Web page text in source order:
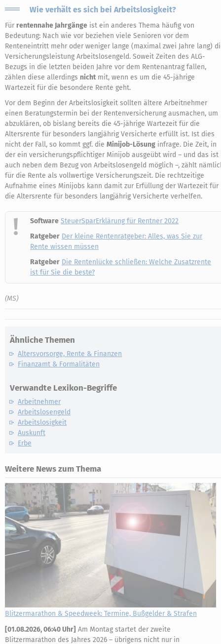
Wie verhält es sich bei Arbeitslosigkeit?
Für rentennahe Jahrgänge ist ein anderes Thema häufig von
Bedeutung: Nach wie vor beziehen viele Senioren vor dem
Renteneintritt mehr oder weniger lange (maximal zwei Jahre lang)
Versicherungsleistung Arbeitslosengeld. Soweit Zeiten des ALG-
Bezugs in die letzten beiden Jahre vor dem Rentenantrag fallen,
zählen diese allerdings nichtmit, wenn es um die 45-jährige
Wartezeit für die besondere Rente geht.
Vor dem Beginn der Arbeitslosigkeit sollten ältere Arbeitnehmer
einen Beratungstermin bei der Rentenversicherung ausmachen, um
abzuklären, ob bislang bereits die 45-jährige Wartezeit für die
Altersrente für besonders langjährig Versicherte erfüllt ist. Ist dies
nicht der Fall, so kommt ggf. die Minijob-Lösung infrage. Die Zeit, in
der ein versicherungspflichtiger Minijob ausgeübt wird – und das ist
auch neben dem Bezug von Arbeitslosengeld möglich –, zählt
für die Rente als vollwertige Versicherungszeit. Die rechtzeitige
Aufnahme eines Minijobs kann damit zur Erfüllung der Wartezeit für
die Altersrente für besonders langjährig Versicherte verhelfen.
Software SteuerSparErklärung für Rentner 2022
Ratgeber Der kleine Rentenratgeber: Alles, was Sie zur
Rente wissen müssen
Ratgeber Die Rentenlücke schließen: Welche Zusatzrente
ist für Sie die beste?
(MS)
Ähnliche Themen
Altersvorsorge, Rente & Finanzen
Finanzamt & Formalitäten
Verwandte Lexikon-Begriffe
Arbeitnehmer
Arbeitslosengeld
Arbeitslosigkeit
Auskunft
Erbe
Weitere News zum Thema
Blitzermarathon & Speedweek: Termine, Bußgelder & Strafen
[01.08.2026, 06:40 Uhr] Am Montag startet der zweite
Blitzermarathon des Jahres 2026 – übrigens nicht nur in